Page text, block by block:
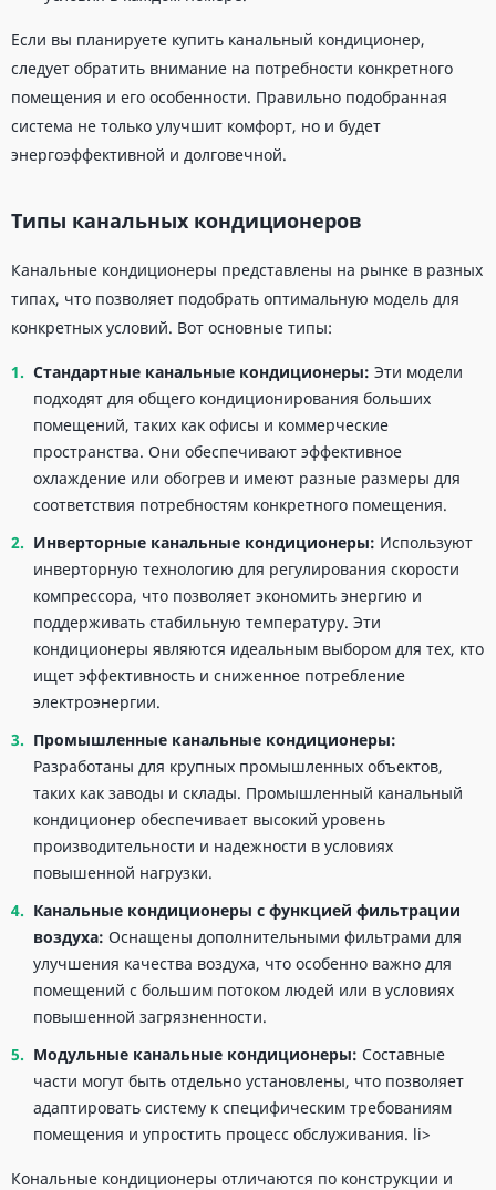
Если вы планируете купить канальный кондиционер,
следует обратить внимание на потребности конкретного
помещения и его особенности. Правильно подобранная
система не только улучшит комфорт, но и будет
энергоэффективной и долговечной.
Типы канальных кондиционеров
Канальные кондиционеры представлены на рынке в разных
типах, что позволяет подобрать оптимальную модель для
конкретных условий. Вот основные типы:
Стандартные канальные кондиционеры: Эти модели
подходят для общего кондиционирования больших
помещений, таких как офисы и коммерческие
пространства. Они обеспечивают эффективное
охлаждение или обогрев и имеют разные размеры для
соответствия потребностям конкретного помещения.
Инверторные канальные кондиционеры: Используют
инверторную технологию для регулирования скорости
компрессора, что позволяет экономить энергию и
поддерживать стабильную температуру. Эти
кондиционеры являются идеальным выбором для тех, кто
ищет эффективность и сниженное потребление
электроэнергии.
Промышленные канальные кондиционеры:
Разработаны для крупных промышленных объектов,
таких как заводы и склады. Промышленный канальный
кондиционер обеспечивает высокий уровень
производительности и надежности в условиях
повышенной нагрузки.
Канальные кондиционеры с функцией фильтрации
воздуха: Оснащены дополнительными фильтрами для
улучшения качества воздуха, что особенно важно для
помещений с большим потоком людей или в условиях
повышенной загрязненности.
Модульные канальные кондиционеры: Составные
части могут быть отдельно установлены, что позволяет
адаптировать систему к специфическим требованиям
помещения и упростить процесс обслуживания. li>
Кональные кондиционеры отличаются по конструкции и